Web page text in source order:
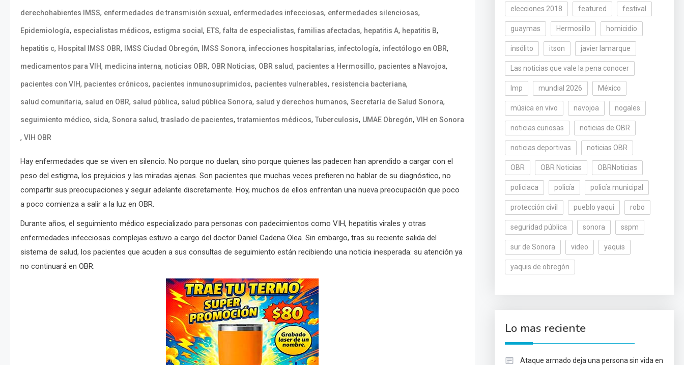
derechohabientes IMSS, enfermedades de transmisión sexual , enfermedades infecciosas, enfermedades silenciosas,
Epidemiología, especialistas médicos, estigma social , ETS, falta de especialistas, familias afectadas, hepatitis A, hepatitis B,
hepatitis c, Hospital IMSS OBR, IMSS Ciudad Obregón, IMSS Sonora, infecciones hospitalarias, infectología, infectólogo en OBR,
medicamentos para VIH, medicina interna, noticias OBR, OBR Noticias, OBR salud, pacientes a Hermosillo, pacientes a Navojoa,
pacientes con VIH, pacientes crónicos, pacientes inmunosuprimidos, pacientes vulnerables, resistencia bacteriana,
salud comunitaria, salud en OBR, salud pública, salud pública Sonora, salud y derechos humanos, Secretaría de Salud Sonora,
seguimiento médico, sida, Sonora salud,traslado de pacientes,tratamientos médicos, Tuberculosis, UMAE Obregón, VIH en Sonora
, VIH OBR
Hay enfermedades que se viven en silencio. No porque no duelan, sino porque quienes las padecen han aprendido a cargar con el
peso del estigma, los prejuicios y las miradas ajenas. Son pacientes que muchas veces prefieren no hablar de su diagnóstico, no
compartir sus preocupaciones y seguir adelante discretamente. Hoy, muchos de ellos enfrentan una nueva preocupación que poco
a poco comienza a salir a la luz en OBR.
Durante años, el seguimiento médico especializado para personas con padecimientos como VIH, hepatitis virales y otras
enfermedades infecciosas complejas estuvo a cargo del doctor Daniel Cadena Olea. Sin embargo, tras su reciente salida del
sistema de salud, los pacientes que acuden a sus consultas de seguimiento están recibiendo una noticia inesperada: su atención ya
no continuará en OBR.
elecciones 2018 featured festival
guaymas Hermosillo homicidio
insólito itson javier lamarque
Las noticias que vale la pena conocer
lmp mundial 2026 México
música en vivo navojoa nogales
noticias curiosas noticias de OBR
noticias deportivas noticias OBR
OBR OBR Noticias OBRNoticias
policiaca policía policía municipal
protección civil pueblo yaqui robo
seguridad pública sonora sspm
sur de Sonora video yaquis
yaquis de obregón
Lo mas reciente
Ataque armado deja una persona sin vida en